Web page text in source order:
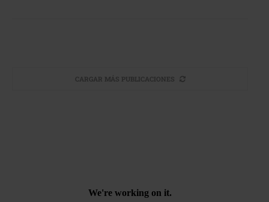
CARGAR MÁS PUBLICACIONES